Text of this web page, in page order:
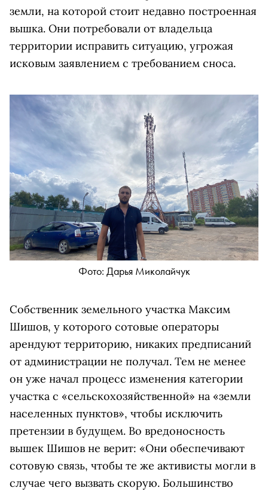
земли, на которой стоит недавно построенная
вышка. Они потребовали от владельца
территории исправить ситуацию, угрожая
исковым заявлением с требованием сноса.
Фото: Дарья Миколайчук
Собственник земельного участка Максим
Шишов, у которого сотовые операторы
арендуют территорию, никаких предписаний
от администрации не получал. Тем не менее
он уже начал процесс изменения категории
участка с «сельскохозяйственной» на «земли
населенных пунктов», чтобы исключить
претензии в будущем. Во вредоносность
вышек Шишов не верит: «Они обеспечивают
сотовую связь, чтобы те же активисты могли в
случае чего вызвать скорую. Большинство